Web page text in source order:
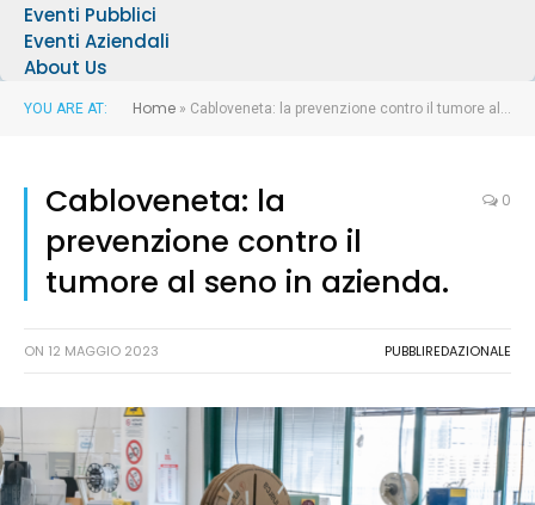
Eventi Pubblici
Eventi Aziendali
About Us
YOU ARE AT: Home » Cabloveneta: la prevenzione contro il tumore al seno in azienda.
Cabloveneta: la
prevenzione contro il
tumore al seno in azienda.
0
ON 12 MAGGIO 2023 PUBBLIREDAZIONALE